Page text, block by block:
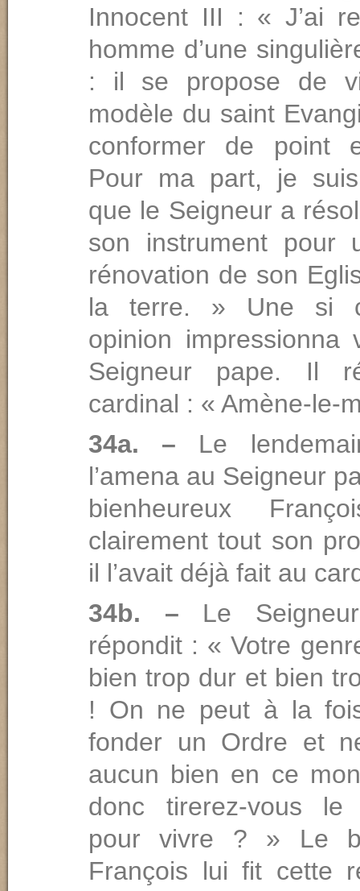
Innocent III : « J’ai
homme d’une
: il se propose de
modèle du saint
conformer de point
Pour ma part, je
que le Seigneur a
son instrument pour
rénovation de son
la terre. » Une si
opinion impressionna
Seigneur pape. Il
cardinal : « Amène-le-
34a. – Le
l’amena au Seigneur
bienheureux
clairement tout son
il l’avait déjà fait au
34b. – Le
répondit : « Votre
bien trop dur et bien
! On ne peut à la
fonder un Ordre et
aucun bien en ce
donc tirerez-vous le
pour vivre ? » Le
François lui fit cette